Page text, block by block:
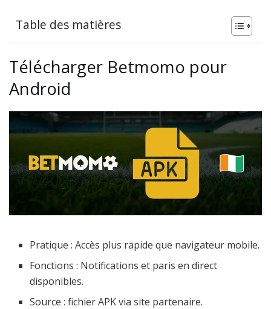
Table des matières
Télécharger Betmomo pour
Android
Pratique : Accès plus rapide que navigateur mobile.
Fonctions : Notifications et paris en direct
disponibles.
Source : fichier APK via site partenaire.